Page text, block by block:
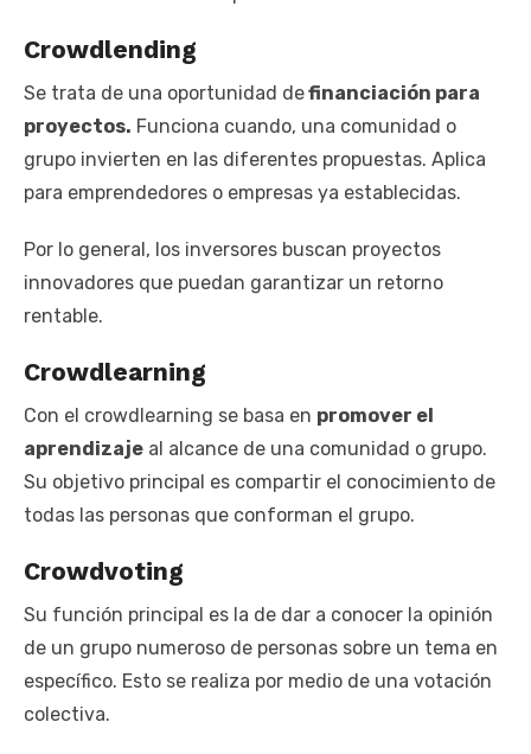
Crowdlending
Se trata de una oportunidad definanciación para
proyectos. Funciona cuando, una comunidad o
grupo invierten en las diferentes propuestas. Aplica
para emprendedores o empresas ya establecidas.
Por lo general, los inversores buscan proyectos
innovadores que puedan garantizar un retorno
rentable.
Crowdlearning
Con el crowdlearning se basa en promover el
aprendizaje al alcance de una comunidad o grupo.
Su objetivo principal es compartir el conocimiento de
todas las personas que conforman el grupo.
Crowdvoting
Su función principal es la de dar a conocer la opinión
de un grupo numeroso de personas sobre un tema en
específico. Esto se realiza por medio de una votación
colectiva.